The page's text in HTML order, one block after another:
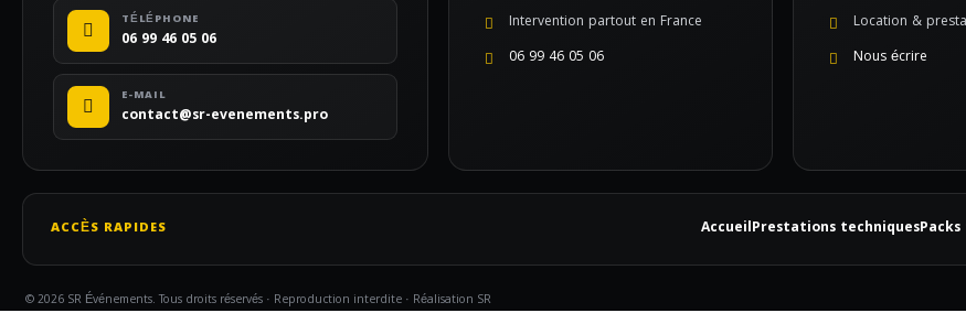
TÉLÉPHONE
06 99 46 05 06
E-MAIL
contact@sr-evenements.pro
Intervention partout en France
06 99 46 05 06
Location &
Nous écrire
ACCÈS RAPIDES AccueilPrestations techniques
© 2026 SR Événements. Tous droits réservés · Reproduction interdite · Réalisation SR